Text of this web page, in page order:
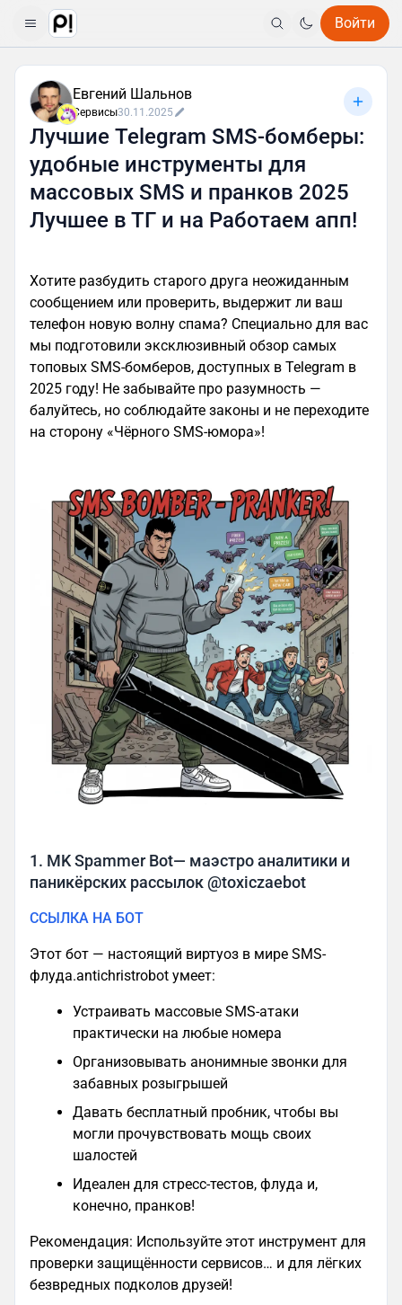
Войти
Евгений Шальнов
Сервисы30.11.2025
Лучшие Telegram SMS-бомберы:
удобные инструменты для
массовых SMS и пранков 2025
Лучшее в ТГ и на Работаем апп!
Хотите разбудить старого друга неожиданным
сообщением или проверить, выдержит ли ваш
телефон новую волну спама? Специально для вас
мы подготовили эксклюзивный обзор самых
топовых SMS-бомберов, доступных в Telegram в
2025 году! Не забывайте про разумность —
балуйтесь, но соблюдайте законы и не переходите
на сторону «Чёрного SMS-юмора»!
1. MK Spammer Bot— маэстро аналитики и
паникёрских рассылок @toxiczaebot
ССЫЛКА НА БОТ
Этот бот — настоящий виртуоз в мире SMS-
флуда.antichristrobot умеет:
Устраивать массовые SMS-атаки
практически на любые номера
Организовывать анонимные звонки для
забавных розыгрышей
Давать бесплатный пробник, чтобы вы
могли прочувствовать мощь своих
шалостей
Идеален для стресс-тестов, флуда и,
конечно, пранков!
Рекомендация: Используйте этот инструмент для
проверки защищённости сервисов… и для лёгких
безвредных подколов друзей!